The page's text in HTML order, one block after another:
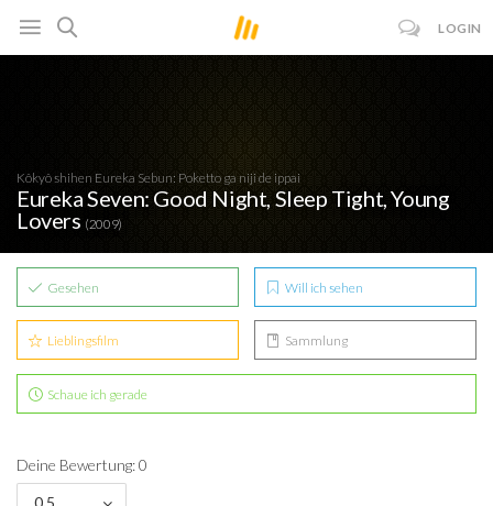
LOGIN
Kôkyô shihen Eureka Sebun: Poketto ga niji de ippai
Eureka Seven: Good Night, Sleep Tight, Young
Lovers (2009)
Gesehen Will ich sehen
Lieblingsfilm Sammlung
Schaue ich gerade
Deine Bewertung: 0